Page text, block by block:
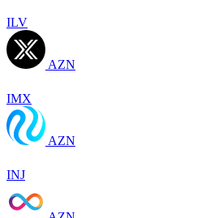
ILV
AZN
IMX
AZN
INJ